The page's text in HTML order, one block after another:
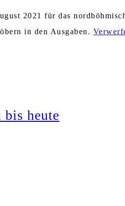
2021 für das
in den Ausgaben.
bis heute